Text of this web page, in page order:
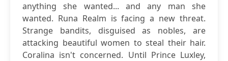
anything she wanted... and any man she
wanted. Runa Realm is facing a new threat.
Strange bandits, disguised as nobles, are
attacking beautiful women to steal their hair.
Coralina isn't concerned. Until Prince Luxley,